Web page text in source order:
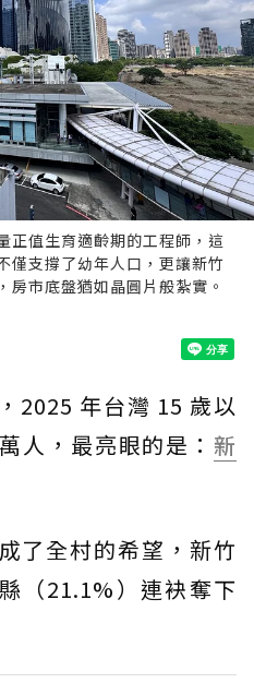
正值生育適齡期的工程師，這
僅支撐了幼年人口，更讓新竹
房市底盤猶如晶圓片般紮實。
2025 年台灣 15 歲以
人，最亮眼的是： 新
了全村的希望，新竹
（21.1%）連袂奪下